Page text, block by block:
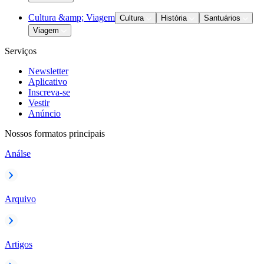
Cultura &amp; Viagem Cultura História
Santuários
Viagem
Serviços
Newsletter
Aplicativo
Inscreva-se
Vestir
Anúncio
Nossos formatos principais
Análse
Arquivo
Artigos